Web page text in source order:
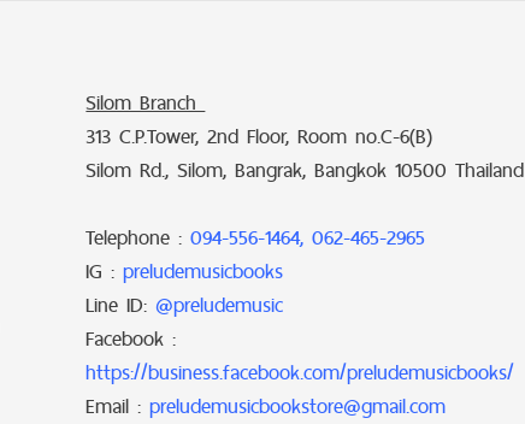
Silom Branch
313 C.P.Tower, 2nd Floor, Room no.C-6(B)
Silom Rd., Silom, Bangrak, Bangkok 10500 Thailand
Telephone : 094-556-1464, 062-465-2965
IG : preludemusicbooks
Line ID: @preludemusic
Facebook :
https://business.facebook.com/preludemusicbooks/
Email : preludemusicbookstore@gmail.com